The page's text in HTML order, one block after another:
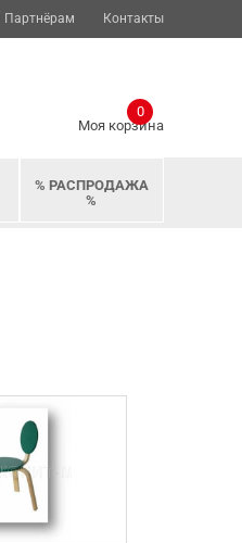
Партнёрам Контакты
Моя корзина
0
% РАСПРОДАЖА
%